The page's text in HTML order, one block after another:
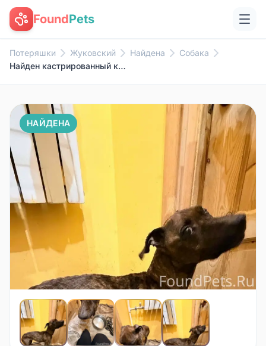
FoundPets
Потеряшки Жуковский Найдена
Собака
Найден кастрированный кобель, Люберцы-Некрасовка
НАЙДЕНА